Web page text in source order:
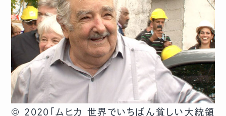
© 2020「ムヒカ 世界でいちばん貧しい大統領